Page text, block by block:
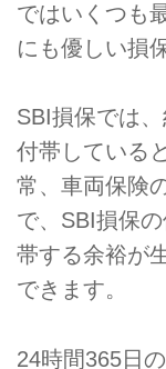
ではいくつも
にも優しい損
SBI損保では
付帯している
常、車両保険
で、SBI損保
帯する余裕が
できます。
24時間365日